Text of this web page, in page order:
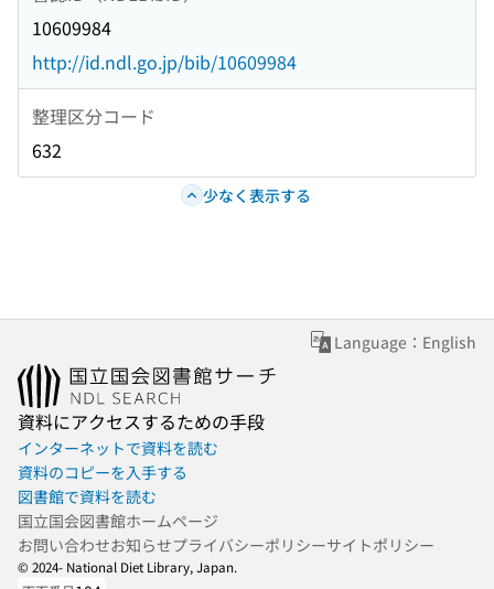
10609984
http://id.ndl.go.jp/bib/10609984
整理区分コード
632
少なく表示する
Language：English
資料にアクセスするための手段
インターネットで資料を読む
資料のコピーを入手する
図書館で資料を読む
国立国会図書館ホームページ
お問い合わせお知らせプライバシーポリシーサイトポリシー
© 2024- National Diet Library, Japan.